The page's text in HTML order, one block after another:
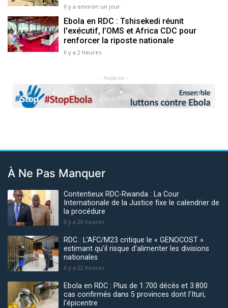
Il y a environ un jour
Ebola en RDC : Tshisekedi réunit
l'exécutif, l’OMS et Africa CDC pour
renforcer la riposte nationale
Il y a 2 heures
- Publicité -
Previous Next
À Ne Pas Manquer
Contentieux RDC-Rwanda : La Cour
Internationale de la Justice fixe le calendrier de
la procédure
Il y a 20 heures
RDC : L’AFC/M23 critique le « GENOCOST »
estimant qu’il risque d'alimenter les divisions
nationales
Il y a 22 heures
Ebola en RDC : Plus de 1.700 décès et 3.800
cas confirmés dans 5 provinces dont l’Ituri,
l'épicentre